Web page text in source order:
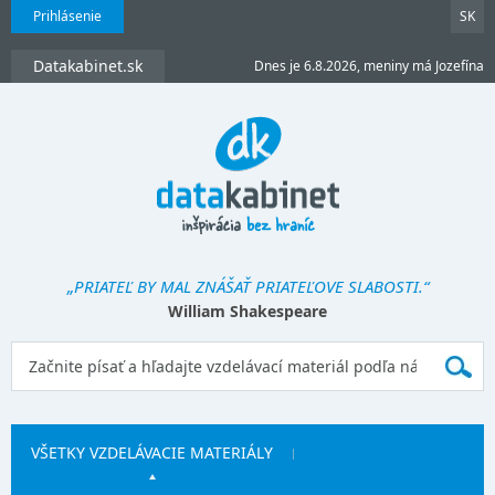
Prihlásenie SK
Datakabinet.sk Dnes je 6.8.2026, meniny má Jozefína
„PRIATEĽ BY MAL ZNÁŠAŤ PRIATEĽOVE SLABOSTI.“
William Shakespeare
VŠETKY VZDELÁVACIE MATERIÁLY